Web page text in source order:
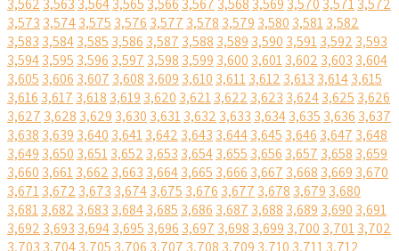
3,562 3,563 3,5643,565 3,566 3,567 3,568 3,569 3,570 3,5713,572
3,573 3,5743,575 3,576 3,577 3,578 3,579 3,580 3,5813,582
3,583 3,5843,585 3,586 3,587 3,588 3,589 3,590 3,5913,592 3,593
3,5943,595 3,596 3,597 3,598 3,599 3,600 3,6013,602 3,603 3,604
3,605 3,606 3,607 3,608 3,609 3,610 3,6113,612 3,613 3,6143,615
3,616 3,617 3,618 3,619 3,620 3,6213,622 3,623 3,6243,625 3,626
3,627 3,628 3,629 3,630 3,6313,632 3,633 3,6343,635 3,636 3,637
3,638 3,639 3,640 3,6413,642 3,643 3,6443,645 3,646 3,647 3,648
3,649 3,650 3,6513,652 3,653 3,6543,655 3,656 3,657 3,658 3,659
3,660 3,6613,662 3,663 3,6643,665 3,666 3,667 3,668 3,669 3,670
3,6713,672 3,673 3,6743,675 3,676 3,677 3,678 3,679 3,680
3,6813,682 3,683 3,6843,685 3,686 3,687 3,688 3,689 3,690 3,691
3,692 3,693 3,6943,695 3,696 3,697 3,698 3,699 3,700 3,7013,702